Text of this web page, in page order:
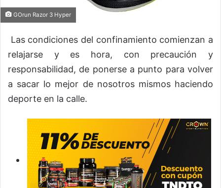
GOrun Razor 3 Hyper
Las condiciones del confinamiento comienzan a
relajarse y es hora, con precaución y
responsabilidad, de ponerse a punto para volver
a sacar lo mejor de nosotros mismos haciendo
deporte en la calle.